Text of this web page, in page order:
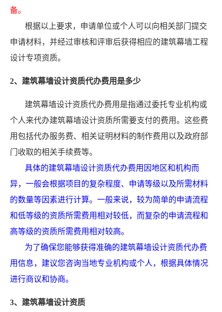
备。
根据以上要求，申请单位或个人可以向相关部门提交
申请材料，并经过审核和评审后获得相应的建筑幕墙工程
设计专项资质。
2、建筑幕墙设计资质代办费用是多少
建筑幕墙设计资质代办费用是指通过委托专业机构或
个人来代办建筑幕墙设计资质所需要支付的费用。这些费
用包括代办服务费、相关证明材料的制作费用以及政府部
门收取的相关手续费等。
具体的建筑幕墙设计资质代办费用因地区和机构而
异，一般会根据项目的复杂程度、申请等级以及所需材料
的数量等因素进行计算。一般来说，较为简单的申请流程
和低等级的资质所需费用相对较低，而复杂的申请流程和
高等级的资质所需费用相对较高。
为了确保您能够获得准确的建筑幕墙设计资质代办费
用信息，建议您咨询当地专业机构或个人，根据具体情况
进行商议和协商。
3、建筑幕墙设计资质